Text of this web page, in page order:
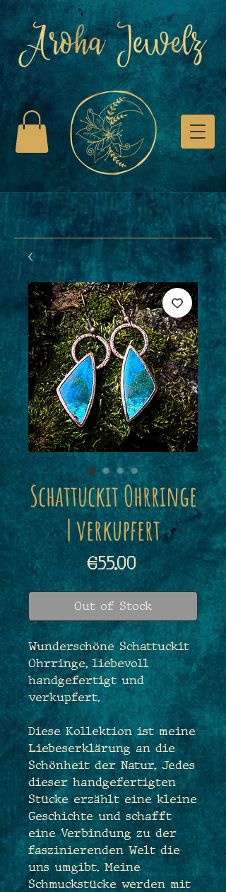
Schattuckit Ohrringe
| verkupfert
€55.00Price
Out of Stock
Wunderschöne Schattuckit
Ohrringe, liebevoll
handgefertigt und
verkupfert.
Diese Kollektion ist meine
Liebeserklärung an die
Schönheit der Natur. Jedes
dieser handgefertigten
Stücke erzählt eine kleine
Geschichte und schafft
eine Verbindung zu der
faszinierenden Welt die
uns umgibt. Meine
Schmuckstücke werden mit